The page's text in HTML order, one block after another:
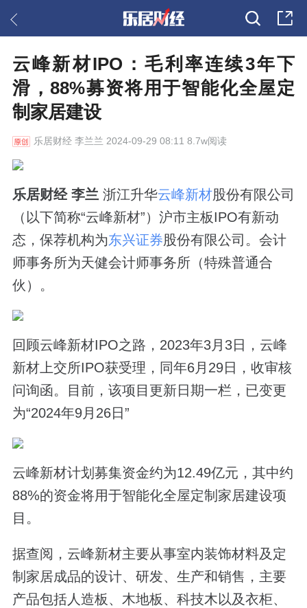
云峰新材IPO：毛利率连续3年下
滑，88%募资将用于智能化全屋定
制家居建设
乐居财经李兰兰 2024-09-29 08:11 8.7w阅读
乐居财经 李兰 浙江升华云峰新材股份有限公司
（以下简称“云峰新材”）沪市主板IPO有新动
态，保荐机构为东兴证券股份有限公司。会计
师事务所为天健会计师事务所（特殊普通合
伙）。
回顾云峰新材IPO之路，2023年3月3日，云峰
新材上交所IPO获受理，同年6月29日，收审核
问询函。目前，该项目更新日期一栏，已变更
为“2024年9月26日”
云峰新材计划募集资金约为12.49亿元，其中约
88%的资金将用于智能化全屋定制家居建设项
目。
据查阅，云峰新材主要从事室内装饰材料及定
制家居成品的设计、研发、生产和销售，主要
产品包括人造板、木地板、科技木以及衣柜、